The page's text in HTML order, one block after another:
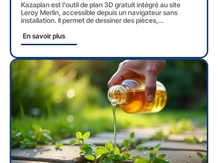
Kazaplan est l'outil de plan 3D gratuit intégré au site
Leroy Merlin, accessible depuis un navigateur sans
installation. Il permet de dessiner des pièces,…
En savoir plus